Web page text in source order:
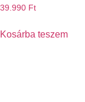
39.990 Ft
Kosárba teszem